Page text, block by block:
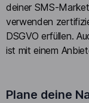
deiner SMS-
verwenden
DSGVO erfüllen.
ist mit einem
Plane deine